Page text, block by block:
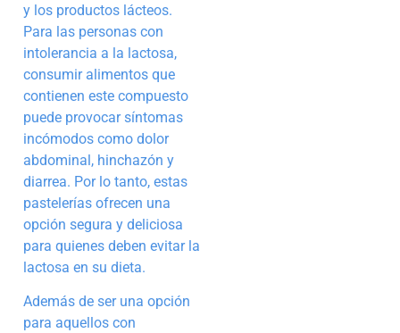
y los productos lácteos.
Para las personas con
intolerancia a la lactosa,
consumir alimentos que
contienen este compuesto
puede provocar síntomas
incómodos como dolor
abdominal, hinchazón y
diarrea. Por lo tanto, estas
pastelerías ofrecen una
opción segura y deliciosa
para quienes deben evitar la
lactosa en su dieta.
Además de ser una opción
para aquellos con